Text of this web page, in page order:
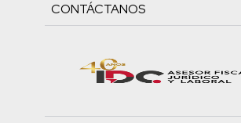
CONTÁCTANOS